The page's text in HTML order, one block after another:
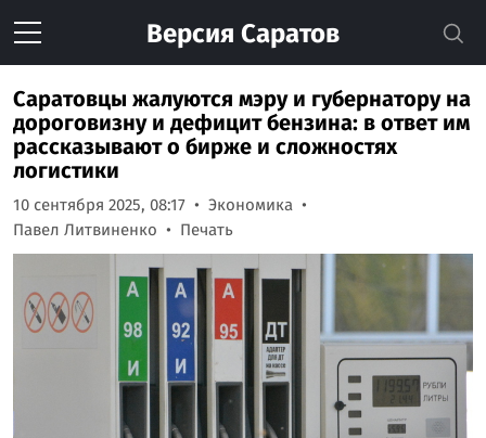
Версия Саратов
Саратовцы жалуются мэру и губернатору на
дороговизну и дефицит бензина: в ответ им
рассказывают о бирже и сложностях
логистики
10 сентября 2025, 08:17
Экономика
Павел Литвиненко
Печать